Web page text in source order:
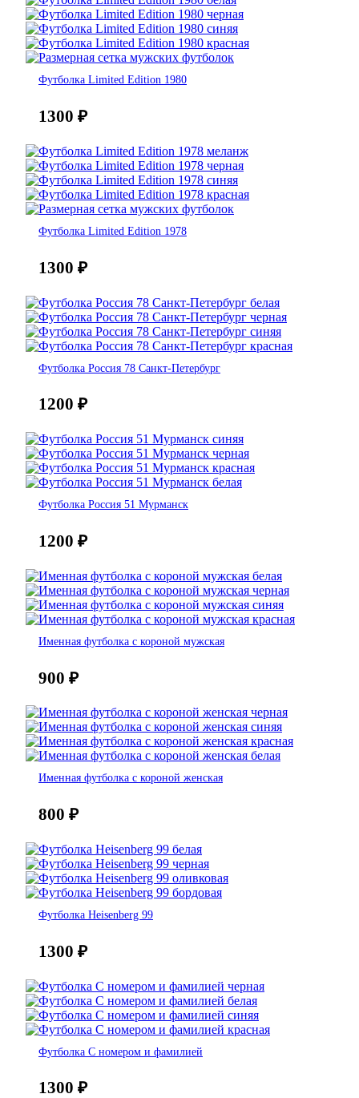
Футболка Limited Edition 1980
1300 ₽
Футболка Limited Edition 1978
1300 ₽
Футболка Россия 78 Санкт-Петербург
1200 ₽
Футболка Россия 51 Мурманск
1200 ₽
Именная футболка с короной мужская
900 ₽
Именная футболка с короной женская
800 ₽
Футболка Heisenberg 99
1300 ₽
Футболка С номером и фамилией
1300 ₽